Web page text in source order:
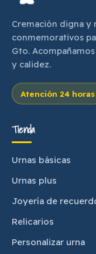
Cremación digna y
conmemorativos
Gto.
y calidez.
Atención 24 horas
Tienda
Urnas básicas
Urnas plus
Joyería de
Relicarios
Personalizar urna